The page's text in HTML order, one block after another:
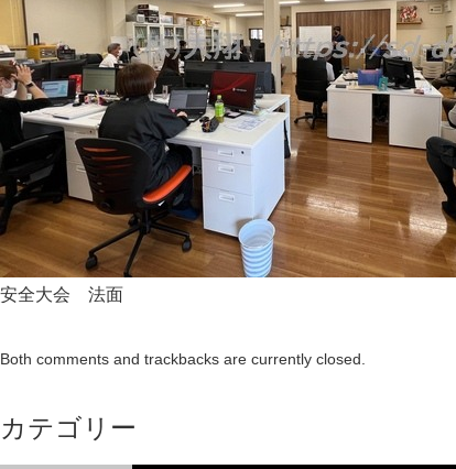
安全大会 法面
Both comments and trackbacks are currently closed.
カテゴリー